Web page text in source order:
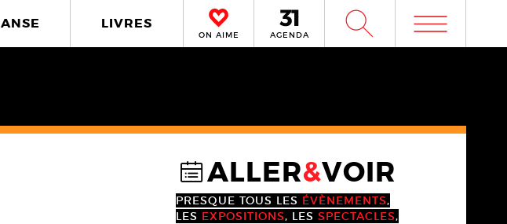
LIVRES
ON AIME AGENDA W m
@ALLER&VOIR
PRESQUE TOUS LES ÉVÈNEMENTS,
LES EXPOSITIONS, LES SPECTACLES,